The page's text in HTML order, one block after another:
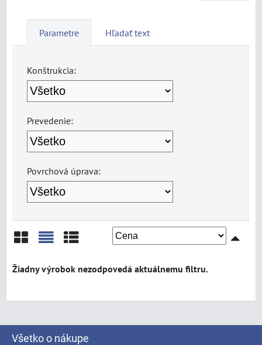
Parametre Hľadať text
Konštrukcia:
Prevedenie:
Povrchová úprava:
Mriežka
Všetko o nákupe